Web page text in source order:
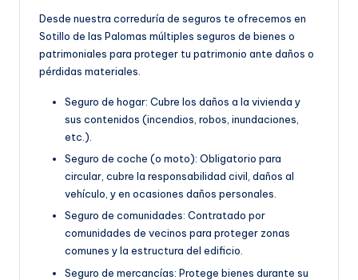
Desde nuestra correduría de seguros te ofrecemos en
Sotillo de las Palomas múltiples seguros de bienes o
patrimoniales para proteger tu patrimonio ante daños o
pérdidas materiales.
Seguro de hogar: Cubre los daños a la vivienda y
sus contenidos (incendios, robos, inundaciones,
etc.).
Seguro de coche (o moto): Obligatorio para
circular, cubre la responsabilidad civil, daños al
vehículo, y en ocasiones daños personales.
Seguro de comunidades: Contratado por
comunidades de vecinos para proteger zonas
comunes y la estructura del edificio.
Seguro de mercancías: Protege bienes durante su